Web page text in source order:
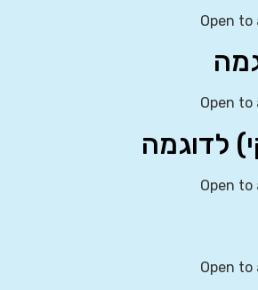
Open
Open
לדוגמה
Open
Open